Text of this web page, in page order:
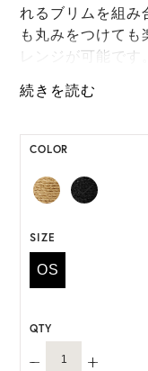
れるブリムを組み
も丸みをつけても
レンジが可能です
ONE SIZE展開の
には個体差がござ
COLOR
SIZE
OS
QTY